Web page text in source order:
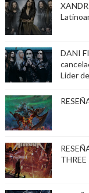
DANI
Lider